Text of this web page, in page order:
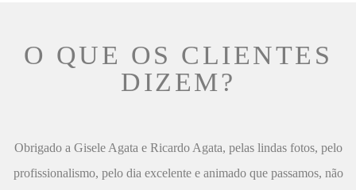
O QUE OS CLIENTES
DIZEM?
Obrigado a Gisele Agata e Ricardo Agata, pelas lindas fotos, pelo
profissionalismo, pelo dia excelente e animado que passamos, não